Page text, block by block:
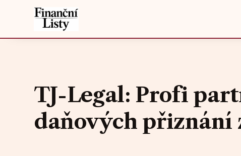
TJ-Legal: Profi
daňových přiznání